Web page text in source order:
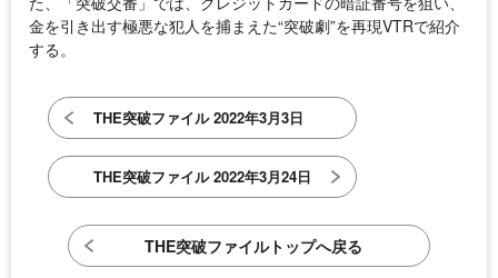
金を引き出す極悪な犯人を捕まえた“突破劇”を再現VTRで紹介
する。
THE突破ファイル 2022年3月3日
THE突破ファイル 2022年3月24日
THE突破ファイルトップへ戻る